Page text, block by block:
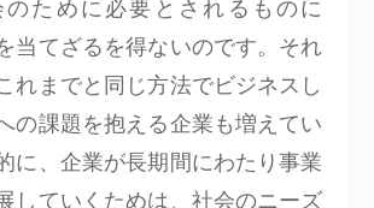
のために必要とされるものに
当てざるを得ないのです。それ
れまでと同じ方法でビジネスし
の課題を抱える企業も増えてい
に、企業が長期間にわたり事業
していくためは、社会のニーズ